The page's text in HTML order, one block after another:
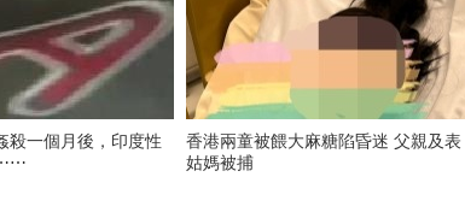
殺一個月後，印度性
⋯⋯
香港兩童被餵大麻糖陷昏迷 父親及表
姑媽被捕